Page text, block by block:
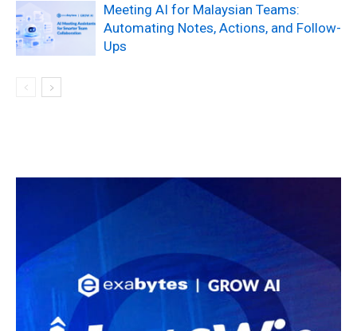
Meeting AI for Malaysian Teams:
Automating Notes, Actions, and Follow-
Ups